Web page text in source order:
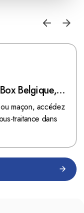
Belgique,
maçon, accédez
traitance dans